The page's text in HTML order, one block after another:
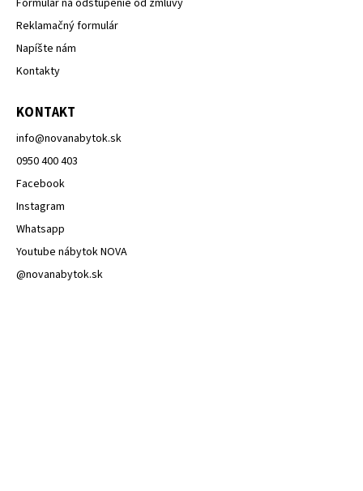
Reklamačný formulár
Napíšte nám
Kontakty
KONTAKT
info@novanabytok.sk
0950 400 403
Facebook
Instagram
Whatsapp
Youtube nábytok NOVA
@novanabytok.sk